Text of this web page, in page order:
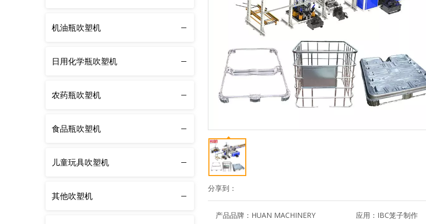
机油瓶吹塑机
日用化学瓶吹塑机
农药瓶吹塑机
食品瓶吹塑机
儿童玩具吹塑机
其他吹塑机
分享到：
产品品牌： HUAN MACHINERY 应用： IBC笼子制作